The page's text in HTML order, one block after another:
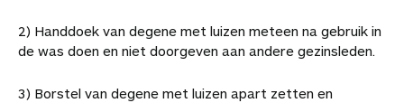
2) Handdoek van degene met luizen meteen na gebruik in
de was doen en niet doorgeven aan andere gezinsleden.
3) Borstel van degene met luizen apart zetten en